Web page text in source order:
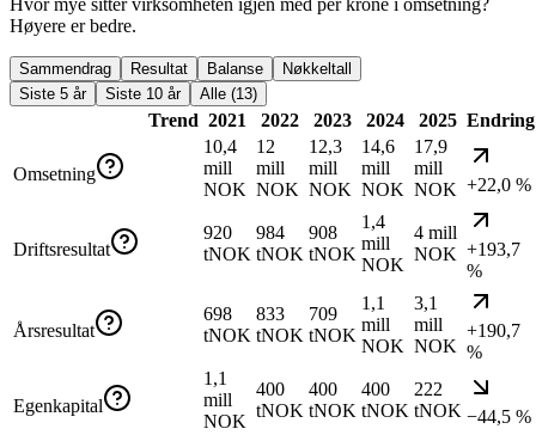
Høyere er bedre.
Sammendrag Resultat Balanse
Nøkkeltall
Siste 5 år
Siste 10 år Alle (13)
Trend 2021 2022 2023 2024 2025 Endring
Omsetning
10,4
mill
NOK
12
mill
NOK
12,3
mill
NOK
14,6
mill
NOK
17,9
mill
NOK +22,0 %
Driftsresultat
920
tNOK
984
tNOK
908
tNOK
1,4
mill
NOK
4 mill
NOK +193,7
%
Årsresultat
698
tNOK
833
tNOK
709
tNOK
1,1
mill
NOK
3,1
mill
NOK
+190,7
%
Egenkapital
1,1
mill
NOK
400
tNOK
400
tNOK
400
tNOK
222
tNOK −44,5 %